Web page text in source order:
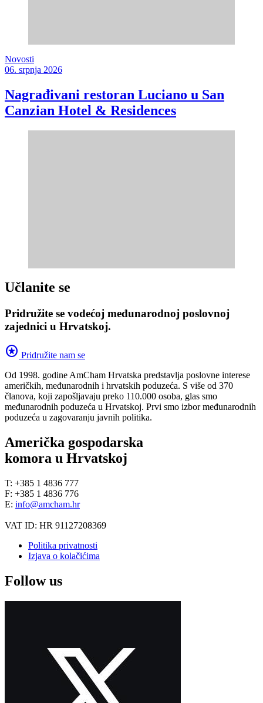
Novosti
06. srpnja 2026
Nagrađivani restoran Luciano u San
Canzian Hotel & Residences
Učlanite se
Pridružite se vodećoj međunarodnoj poslovnoj
zajednici u Hrvatskoj.
stars Pridružite nam se
Od 1998. godine AmCham Hrvatska predstavlja poslovne interese
američkih, međunarodnih i hrvatskih poduzeća. S više od 370
članova, koji zapošljavaju preko 110.000 osoba, glas smo
međunarodnih poduzeća u Hrvatskoj. Prvi smo izbor međunarodnih
poduzeća u zagovaranju javnih politika.
Američka gospodarska
komora u Hrvatskoj
T: +385 1 4836 777
F: +385 1 4836 776
E: info@amcham.hr
VAT ID: HR 91127208369
Politika privatnosti
Izjava o kolačićima
Follow us